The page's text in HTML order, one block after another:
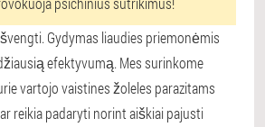
Gydymas liaudies priemonėmis
efektyvumą. Mes surinkome
vartojo vaistines žoleles parazitams
reikia padaryti norint aiškiai pajusti